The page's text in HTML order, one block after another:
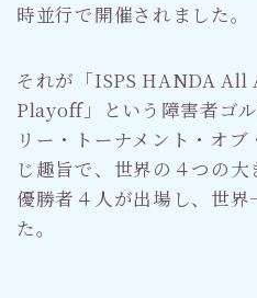
時並行で開催されました。
それが「ISPS HANDA
Playoff」という障害者ゴ
リー・トーナメント・オ
じ趣旨で、世界の４つの
優勝者４人が出場し、世
た。